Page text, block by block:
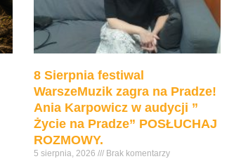
8 Sierpnia festiwal
WarszeMuzik zagra na Pradze!
Ania Karpowicz w audycji ”
Życie na Pradze” POSŁUCHAJ
ROZMOWY.
5 sierpnia, 2026 Brak komentarzy